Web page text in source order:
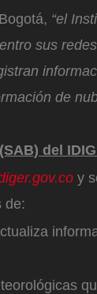
“el
sus
de
del
y
de: